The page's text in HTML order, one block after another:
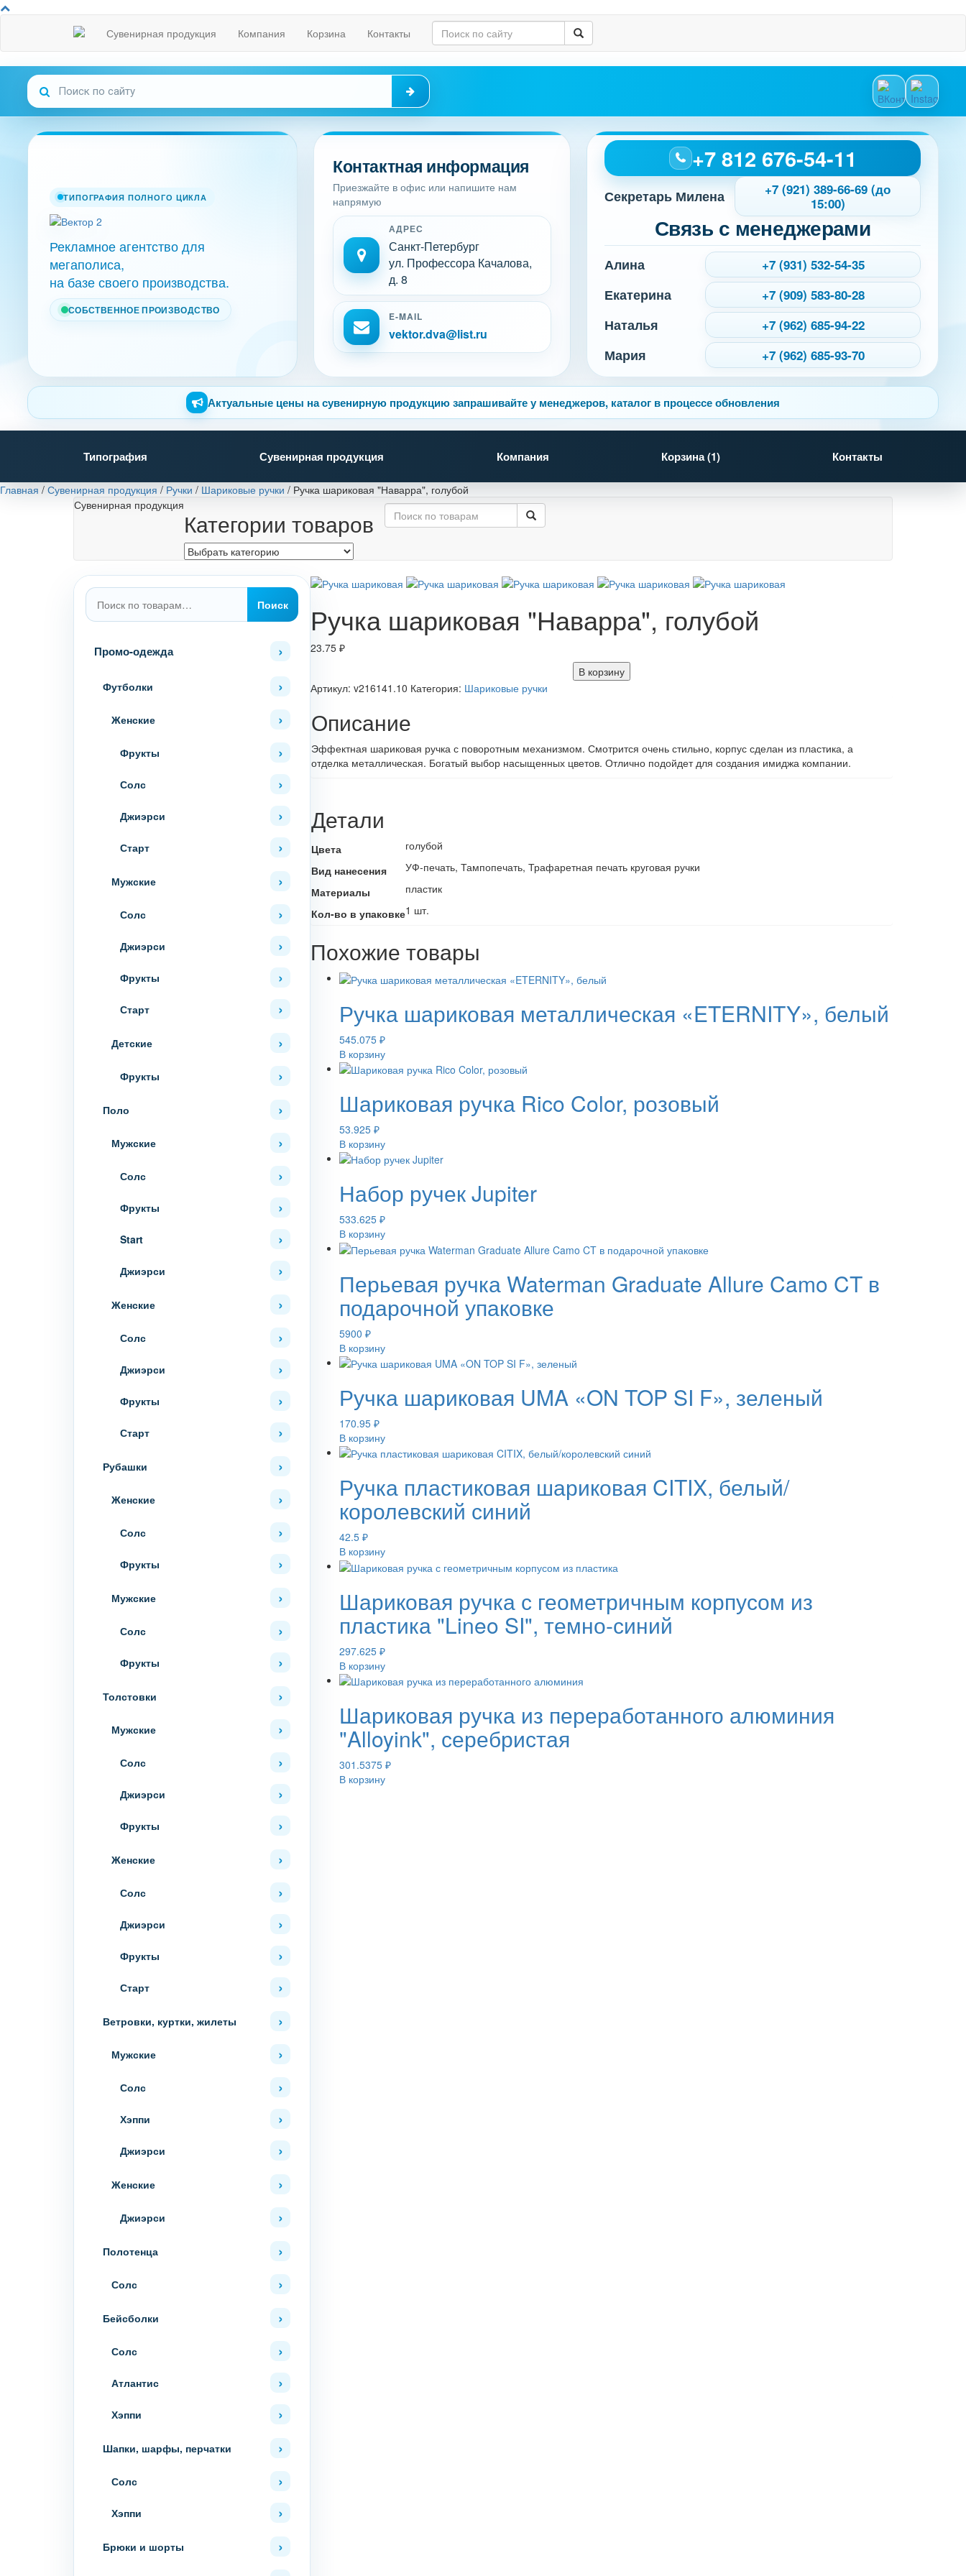
Сувенирная продукция Компания Корзина Контакты
ТИПОГРАФИЯ ПОЛНОГО ЦИКЛА
Рекламное агентство для
мегаполиса,
на базе своего производства.
СОБСТВЕННОЕ ПРОИЗВОДСТВО
Контактная информация
Приезжайте в офис или напишите нам
напрямую
АДРЕС
Санкт-Петербург
ул. Профессора Качалова,
д. 8
E-MAIL
vektor.dva@list.ru
+7 812 676-54-11
Секретарь Милена
+7 (921) 389-66-69 (до
15:00)
Связь с менеджерами
Алина +7 (931) 532-54-35
Екатерина +7 (909) 583-80-28
Наталья +7 (962) 685-94-22
Мария +7 (962) 685-93-70
Актуальные цены на сувенирную продукцию запрашивайте у менеджеров, каталог в процессе обновления
Типография Сувенирная продукция Компания Корзина (1) Контакты
Главная / Сувенирная продукция / Ручки / Шариковые ручки / Ручка шариковая "Наварра", голубой
Сувенирная продукция
Категории товаров
Искать:
Поиск
Промо-одежда
Футболки
Женские
Фрукты
Солс
Джиэрси
Старт
Мужские
Солс
Джиэрси
Фрукты
Старт
Детские
Фрукты
Поло
Мужские
Солс
Фрукты
Start
Джиэрси
Женские
Солс
Джиэрси
Фрукты
Старт
Рубашки
Женские
Солс
Фрукты
Мужские
Солс
Фрукты
Толстовки
Мужские
Солс
Джиэрси
Фрукты
Женские
Солс
Джиэрси
Фрукты
Старт
Ветровки, куртки, жилеты
Мужские
Солс
Хэппи
Джиэрси
Женские
Джиэрси
Полотенца
Солс
Бейсболки
Солс
Атлантис
Хэппи
Шапки, шарфы, перчатки
Солс
Хэппи
Брюки и шорты
Ручка шариковая "Наварра", голубой
23.75 ₽
В корзину
Артикул: v216141.10 Категория: Шариковые ручки
Описание
Эффектная шариковая ручка с поворотным механизмом. Смотрится очень стильно, корпус сделан из пластика, а
отделка металлическая. Богатый выбор насыщенных цветов. Отлично подойдет для создания имиджа компании.
Детали
Цвета
голубой
Вид нанесения
УФ-печать, Тампопечать, Трафаретная печать круговая ручки
Материалы
пластик
Кол-во в упаковке1 шт.
Похожие товары
Ручка шариковая металлическая «ETERNITY», белый
545.075 ₽
В корзину
Шариковая ручка Rico Color, розовый
53.925 ₽
В корзину
Набор ручек Jupiter
533.625 ₽
В корзину
Перьевая ручка Waterman Graduate Allure Camo CT в
подарочной упаковке
5900 ₽
В корзину
Ручка шариковая UMA «ON TOP SI F», зеленый
170.95 ₽
В корзину
Ручка пластиковая шариковая CITIX, белый/
королевский синий
42.5 ₽
В корзину
Шариковая ручка с геометричным корпусом из
пластика "Lineo SI", темно-синий
297.625 ₽
В корзину
Шариковая ручка из переработанного алюминия
"Alloyink", серебристая
301.5375 ₽
В корзину